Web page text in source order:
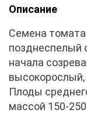
Описание
Семена
позднеспелый
начала
высокорослый,
Плоды
массой 150-